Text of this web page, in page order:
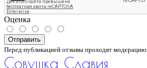
Оценка
Отправить
Перед публикацией отзывы проходят модерацию
Совушка Славия